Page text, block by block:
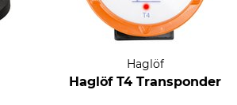
Haglöf
Haglöf T4 Transponder